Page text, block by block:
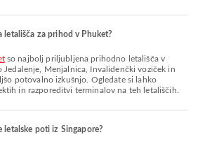
letališča za prihod v Phuket?
so najbolj priljubljena prihodno letališča v
Jedalenje, Menjalnica, Invalidenčki voziček in
potovalno izkušnjo. Ogledate si lahko
in razporeditvi terminalov na teh letališčih.
letalske poti iz Singapore?